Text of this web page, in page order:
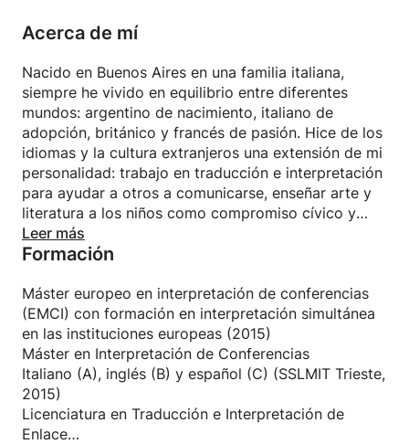
ADOLESCENTES Y ADULTOS
enfoque en el lenguaje, práctica comunicativa
(diálogo y juego de roles) y muchos comentarios.
Me encanta diseñar cursos cortos a medida
basados en las pasiones y requisitos de los
estudiantes: lenguaje y arte, comida y vino, turismo,
lenguaje de negocios, etc. También tengo una
amplia experiencia ayudando a los estudiantes a
aprobar exámenes internacionales como Cambridge
KET, PET y FCE, DELE español (A1, A2, B1) y CELI
italiano (1,2,3).
Acerca de mí
Nacido en Buenos Aires en una familia italiana,
siempre he vivido en equilibrio entre diferentes
mundos: argentino de nacimiento, italiano de
adopción, británico y francés de pasión. Hice de los
idiomas y la cultura extranjeros una extensión de mi
personalidad: trabajo en traducción e interpretación
para ayudar a otros a comunicarse, enseñar arte y
literatura a los niños como compromiso cívico y
cuando tengo suficiente de las voces de otras
personas me expreso a través del arte. Como
relación entre palabras e imágenes.
Lo que realmente cuenta es tener siempre algo que
decir :-)
Leer más
Formación
Máster europeo en interpretación de conferencias
(EMCI) con formación en interpretación simultánea
en las instituciones europeas (2015)
Máster en Interpretación de Conferencias
Italiano (A), inglés (B) y español (C) (SSLMIT Trieste,
2015)
Licenciatura en Traducción e Interpretación de
Enlace